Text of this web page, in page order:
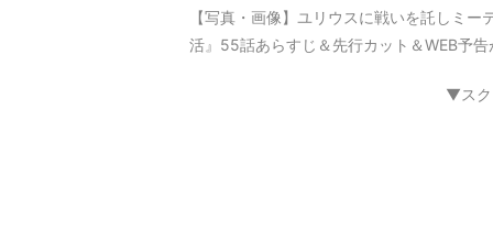
【写真・画像】ユリウスに戦いを託しミ
活』55話あらすじ＆先行カット＆WEB予
▼スク